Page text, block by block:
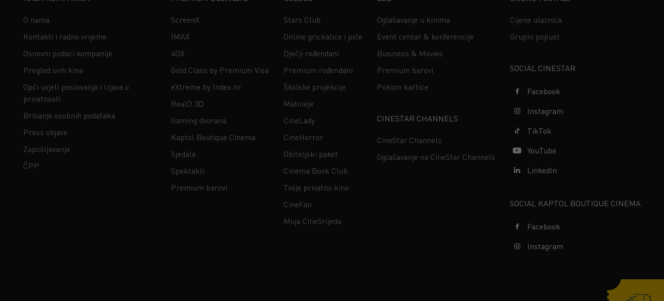
O nama
Kontakti i radno vrijeme
Osnovni podaci kompanije
Pregled svih kina
Opći uvjeti poslovanja i Izjava o
privatnosti
Brisanje osobnih podataka
Press objave
Zapošljavanje
ČPP
ScreenX
IMAX
4DX
Gold Class by Premium Visa
eXtreme by Index.hr
RealD 3D
Gaming dvorana
Kaptol Boutique Cinema
Sjedala
Spektakli
Premium barovi
Stars Club
Online grickalice i piće
Dječji rođendani
Premium rođendani
Školske projekcije
Matineje
CineLady
CineHorror
Obiteljski paket
Cinema Book Club
Tvoje privatno kino
CineFan
Moja CineSrijeda
Oglašavanje u kinima
Event centar & konferencije
Business & Movies
Premium barovi
Poklon kartice
CINESTAR CHANNELS
CineStar Channels
Oglašavanje na CineStar Channels
Cijene ulaznica
Grupni popust
SOCIAL CINESTAR
Facebook
Instagram
TikTok
YouTube
LinkedIn
SOCIAL KAPTOL BOUTIQUE CINEMA
Facebook
Instagram